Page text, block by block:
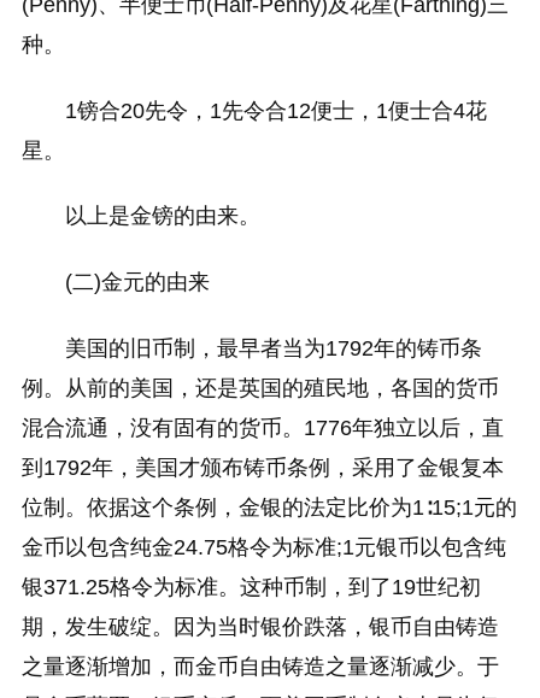
(Penny)、半便士币(Half-Penny)及花星(Farthing)三
种。
1镑合20先令，1先令合12便士，1便士合4花
星。
以上是金镑的由来。
(二)金元的由来
美国的旧币制，最早者当为1792年的铸币条
例。从前的美国，还是英国的殖民地，各国的货币
混合流通，没有固有的货币。1776年独立以后，直
到1792年，美国才颁布铸币条例，采用了金银复本
位制。依据这个条例，金银的法定比价为1∶15;1元的
金币以包含纯金24.75格令为标准;1元银币以包含纯
银371.25格令为标准。这种币制，到了19世纪初
期，发生破绽。因为当时银价跌落，银币自由铸造
之量逐渐增加，而金币自由铸造之量逐渐减少。于